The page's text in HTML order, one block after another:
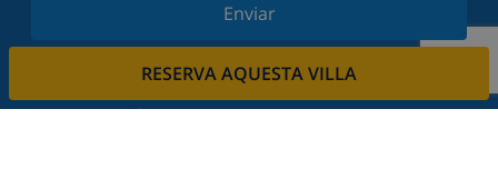
RESERVA AQUESTA VILLA
Enviar
Subscriu-vos al nostre butlletí i estigues informat
de les últimes novetats i ofertes. Respectem la
vostra privadesa.